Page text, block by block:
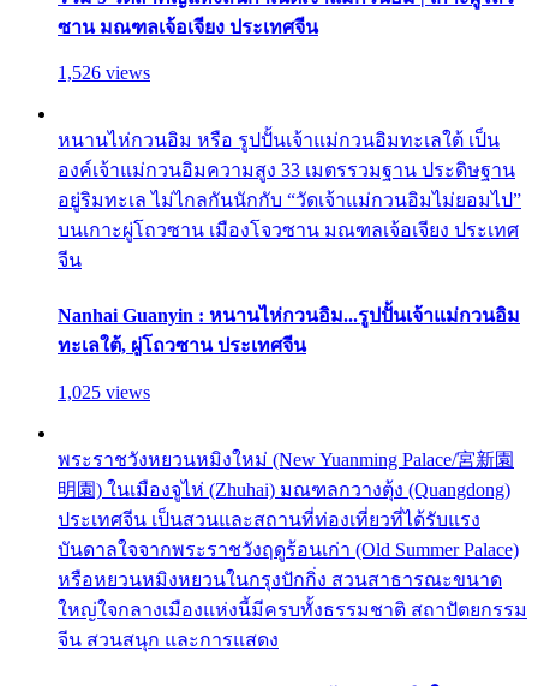
ซาน มณฑลเจ้อเจียง ประเทศจีน
1,526 views
หนานไห่กวนอิม หรือ รูปปั้นเจ้าแม่กวนอิมทะเลใต้ เป็น
องค์เจ้าแม่กวนอิมความสูง 33 เมตรรวมฐาน ประดิษฐาน
อยู่ริมทะเล ไม่ไกลกันนักกับ “วัดเจ้าแม่กวนอิมไม่ยอมไป”
บนเกาะผู่โถวซาน เมืองโจวซาน มณฑลเจ้อเจียง ประเทศ
จีน
Nanhai Guanyin : หนานไห่กวนอิม...รูปปั้นเจ้าแม่กวนอิม
ทะเลใต้, ผู่โถวซาน ประเทศจีน
1,025 views
พระราชวังหยวนหมิงใหม่ (New Yuanming Palace/宮新園
明園) ในเมืองจูไห่ (Zhuhai) มณฑลกวางตุ้ง (Quangdong)
ประเทศจีน เป็นสวนและสถานที่ท่องเที่ยวที่ได้รับแรง
บันดาลใจจากพระราชวังฤดูร้อนเก่า (Old Summer Palace)
หรือหยวนหมิงหยวนในกรุงปักกิ่ง สวนสาธารณะขนาด
ใหญ่ใจกลางเมืองแห่งนี้มีครบทั้งธรรมชาติ สถาปัตยกรรม
จีน สวนสนุก และการแสดง